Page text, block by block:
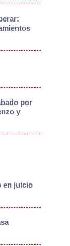
por
y
en juicio